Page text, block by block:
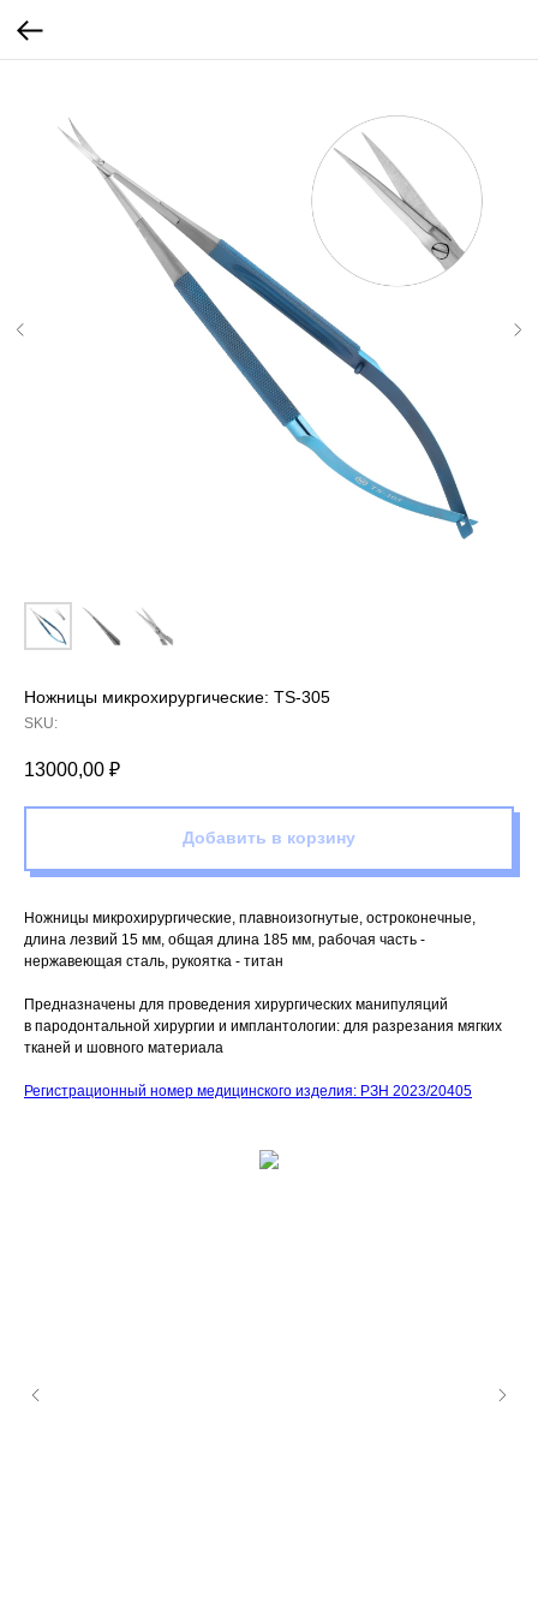
Ножницы микрохирургические: TS-305
SKU:
13000,00 ₽
Добавить в корзину
Ножницы микрохирургические, плавноизогнутые, остроконечные,
длина лезвий 15 мм, общая длина 185 мм, рабочая часть -
нержавеющая сталь, рукоятка - титан
Предназначены для проведения хирургических манипуляций
в пародонтальной хирургии и имплантологии: для разрезания мягких
тканей и шовного материала
Регистрационный номер медицинского изделия: РЗН 2023/20405